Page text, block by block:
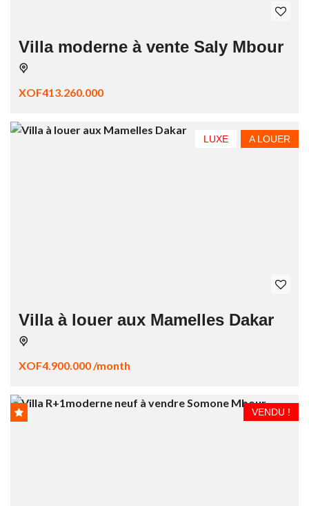
Villa moderne à vente Saly Mbour
XOF413.260.000
A LOUER
LUXE
Villa à louer aux Mamelles Dakar
XOF4.900.000 /month
VENDU !